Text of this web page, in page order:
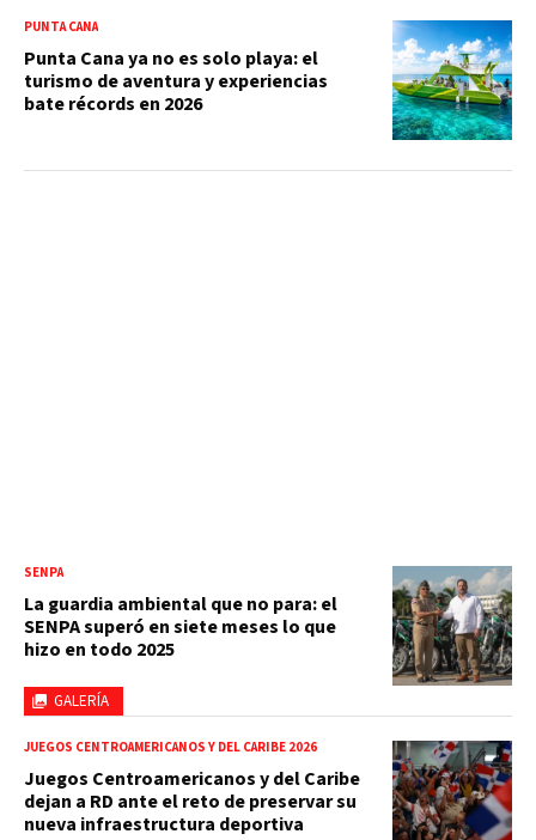
PUNTA CANA
Punta Cana ya no es solo playa: el
turismo de aventura y experiencias
bate récords en 2026
GALERÍA
SENPA
La guardia ambiental que no para: el
SENPA superó en siete meses lo que
hizo en todo 2025
JUEGOS CENTROAMERICANOS Y DEL CARIBE 2026
Juegos Centroamericanos y del Caribe
dejan a RD ante el reto de preservar su
nueva infraestructura deportiva